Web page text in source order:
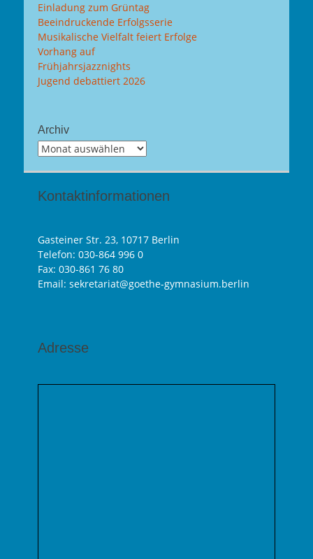
Einladung zum Grüntag
Beeindruckende Erfolgsserie
Musikalische Vielfalt feiert Erfolge
Vorhang auf
Frühjahrsjazznights
Jugend debattiert 2026
Archiv
Archiv
Kontaktinformationen
Gasteiner Str. 23, 10717 Berlin
Telefon: 030-864 996 0
Fax: 030-861 76 80
Email: sekretariat@goethe-gymnasium.berlin
Adresse